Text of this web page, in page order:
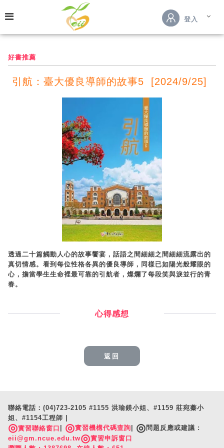
登入
好書推薦
引航：臺大優良導師的故事5 [2024/9/25]
透過二十篇觸動人心的故事饗宴，話語之間細細之間細細流露出的
真切情感。看到每位性格各異的優良導師，同樣已如陽光般耀眼的
心，擔當學生生命裡最可靠的引航者，燦爛了每段笑與淚並行的青
春。
心得感想
返回
聯絡電話：(04)723-2105 #1155 洪瑜鎂小姐、#1159 莊宛蓁小
姐、#1154工程師 |
◎實習聯絡窗口 | ◎實習機構代碼查詢| ◎問題反應或建議 :
eii@gm.ncue.edu.tw◎實習申訴窗口